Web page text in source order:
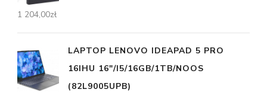
1 204,00zł
LAPTOP LENOVO IDEAPAD 5 PRO
16IHU 16"/I5/16GB/1TB/NOOS
(82L9005UPB)